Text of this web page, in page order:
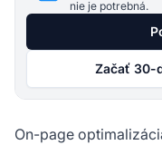
nie je potrebná.
Začať 30-
On-page